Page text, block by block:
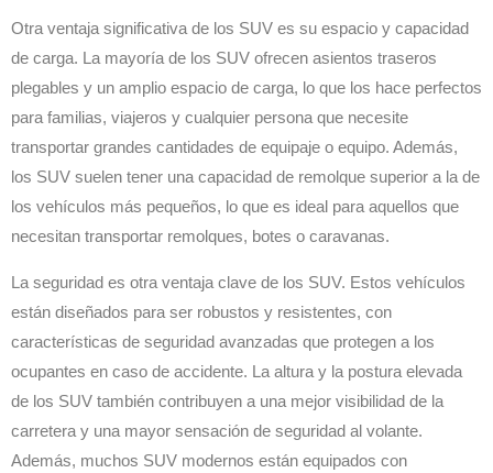
Otra ventaja significativa de los SUV es su espacio y capacidad
de carga. La mayoría de los SUV ofrecen asientos traseros
plegables y un amplio espacio de carga, lo que los hace perfectos
para familias, viajeros y cualquier persona que necesite
transportar grandes cantidades de equipaje o equipo. Además,
los SUV suelen tener una capacidad de remolque superior a la de
los vehículos más pequeños, lo que es ideal para aquellos que
necesitan transportar remolques, botes o caravanas.
La seguridad es otra ventaja clave de los SUV. Estos vehículos
están diseñados para ser robustos y resistentes, con
características de seguridad avanzadas que protegen a los
ocupantes en caso de accidente. La altura y la postura elevada
de los SUV también contribuyen a una mejor visibilidad de la
carretera y una mayor sensación de seguridad al volante.
Además, muchos SUV modernos están equipados con